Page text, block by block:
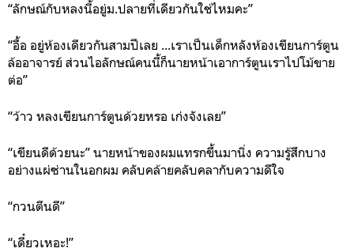
“ลักษณ์กับหลงนี้อยู่ม.ปลายที่เดียวกันใช่ไหมคะ”
“อื้อ อยู่ห้องเดียวกันสามปีเลย ...เราเป็นเด็กหลังห้องเขียนการ์ตูน
ล้ออาจารย์ ส่วนไอลักษณ์คนนี้ก็นายหน้าเอาการ์ตูนเราไปโม้ขาย
ต่อ”
“ว้าว หลงเขียนการ์ตูนด้วยหรอ เก่งจังเลย”
“เขียนดีด้วยนะ” นายหน้าของผมแทรกขึ้นมานิ่ง ความรู้สึกบาง
อย่างแผ่ซ่านในอกผม คลับคล้ายคลับคลากับความดีใจ
“กวนตีนดี”
“เดี๋ยวเหอะ!”